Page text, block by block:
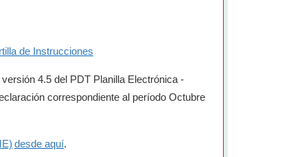
de Instrucciones
4.5 del PDT Planilla Electrónica -
correspondiente al período Octubre
desde aquí.